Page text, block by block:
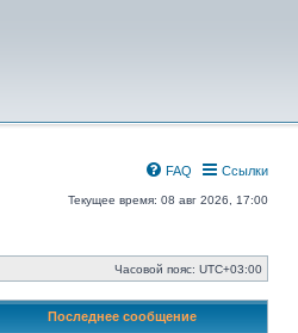
Ссылки
FAQ
Текущее время: 08 авг 2026, 17:00
Часовой пояс: UTC+03:00
Последнее сообщение